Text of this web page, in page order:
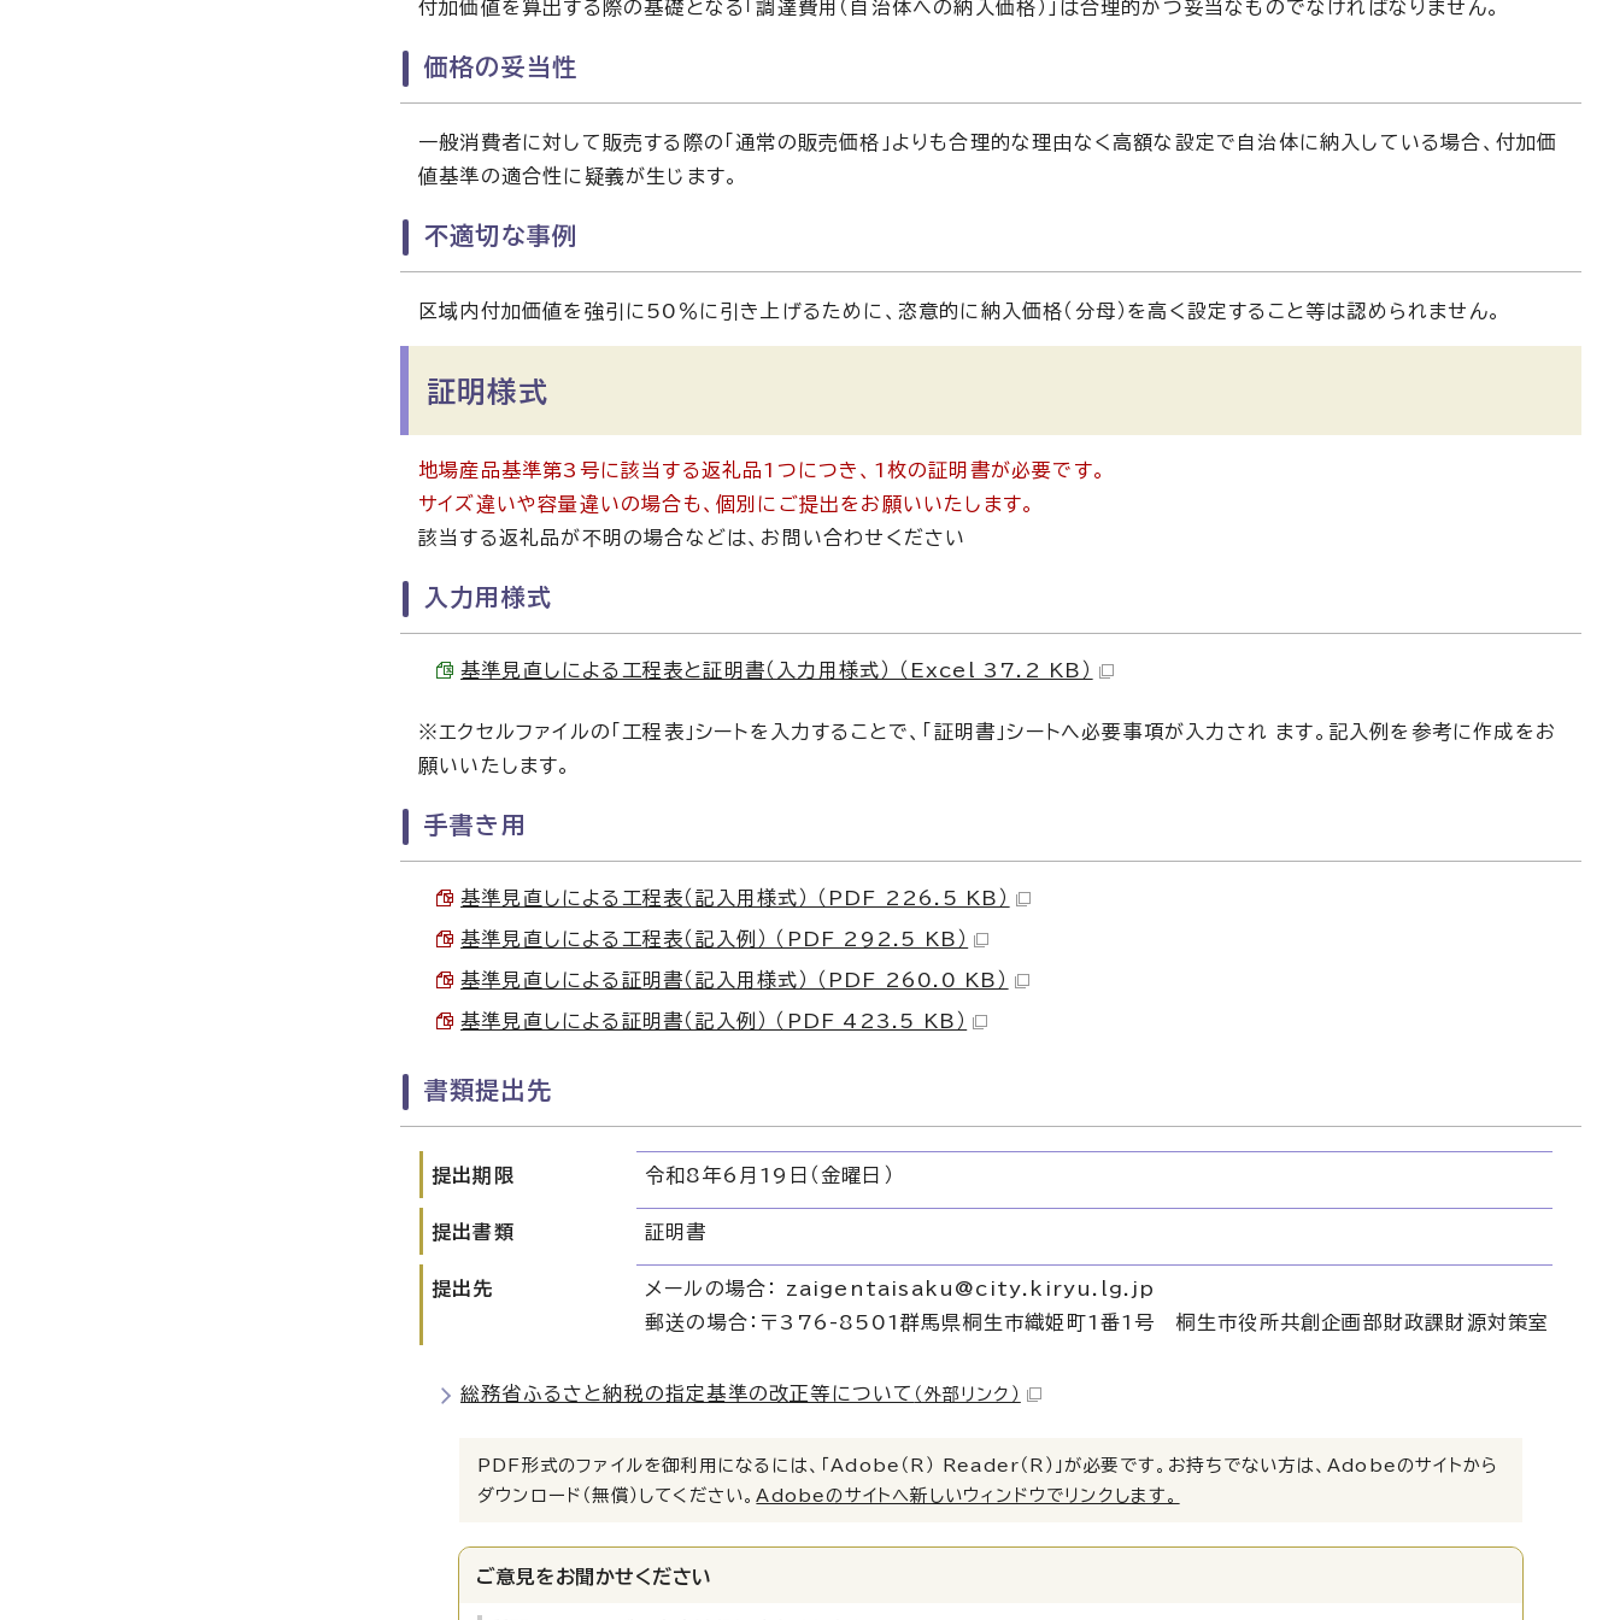
付加価値を算出する際の基礎となる「調達費用（自治体への納入価格）」は合理的かつ妥当なものでなければなりません。
価格の妥当性
一般消費者に対して販売する際の「通常の販売価格」よりも合理的な理由なく高額な設定で自治体に納入している場合、付加価
値基準の適合性に疑義が生じます。
不適切な事例
区域内付加価値を強引に50％に引き上げるために、恣意的に納入価格（分母）を高く設定すること等は認められません。
証明様式
地場産品基準第3号に該当する返礼品1つにつき、1枚の証明書が必要です。
サイズ違いや容量違いの場合も、個別にご提出をお願いいたします。
該当する返礼品が不明の場合などは、お問い合わせください
入力用様式
基準見直しによる工程表と証明書（入力用様式） （Excel 37.2 KB）
※エクセルファイルの「工程表」シートを入力することで、「証明書」シートへ必要事項が入力され ます。記入例を参考に作成をお
願いいたします。
手書き用
基準見直しによる工程表（記入用様式） （PDF 226.5 KB）
基準見直しによる工程表（記入例） （PDF 292.5 KB）
基準見直しによる証明書（記入用様式） （PDF 260.0 KB）
基準見直しによる証明書（記入例） （PDF 423.5 KB）
書類提出先
提出期限 令和8年6月19日（金曜日）
提出書類 証明書
提出先
メールの場合： zaigentaisaku@city.kiryu.lg.jp
郵送の場合：〒376-8501群馬県桐生市織姫町1番1号 桐生市役所共創企画部財政課財源対策室
総務省ふるさと納税の指定基準の改正等について （外部リンク）
PDF形式のファイルを御利用になるには、「Adobe（R） Reader（R）」が必要です。お持ちでない方は、Adobeのサイトから
ダウンロード（無償）してください。 Adobeのサイトへ新しいウィンドウでリンクします。
ご意見をお聞かせください